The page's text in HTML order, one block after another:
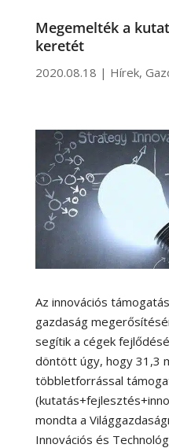
Megemelték a
keretét
2020.08.18 | Hírek,
Az innovációs
gazdaság
segítik a cégek
döntött úgy, hogy 31,3
többletforrással
mondta a
Innovációs és